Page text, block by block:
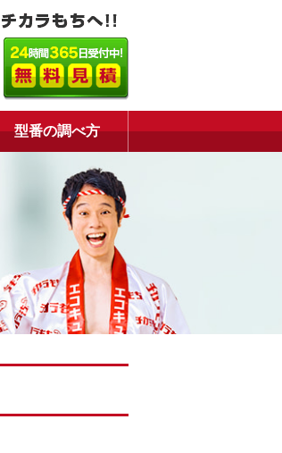
型番の調べ方